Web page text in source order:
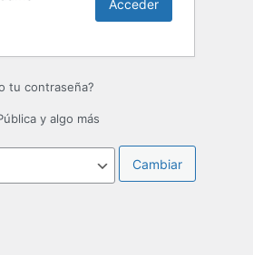
tu contraseña?
y algo más